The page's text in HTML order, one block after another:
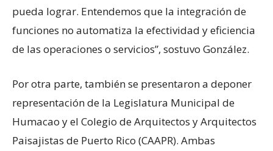
pueda lograr. Entendemos que la integración de
funciones no automatiza la efectividad y eficiencia
de las operaciones o servicios”, sostuvo González.
Por otra parte, también se presentaron a deponer
representación de la Legislatura Municipal de
Humacao y el Colegio de Arquitectos y Arquitectos
Paisajistas de Puerto Rico (CAAPR). Ambas